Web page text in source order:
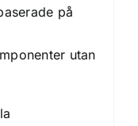
på
utan